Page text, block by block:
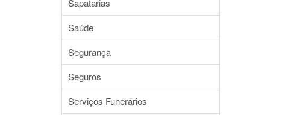
Sapatarias
Saúde
Segurança
Seguros
Serviços Funerários